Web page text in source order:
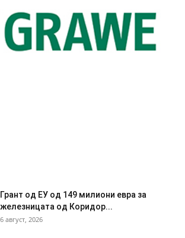
Грант од ЕУ од 149 милиони евра за
железницата од Коридор...
6 август, 2026